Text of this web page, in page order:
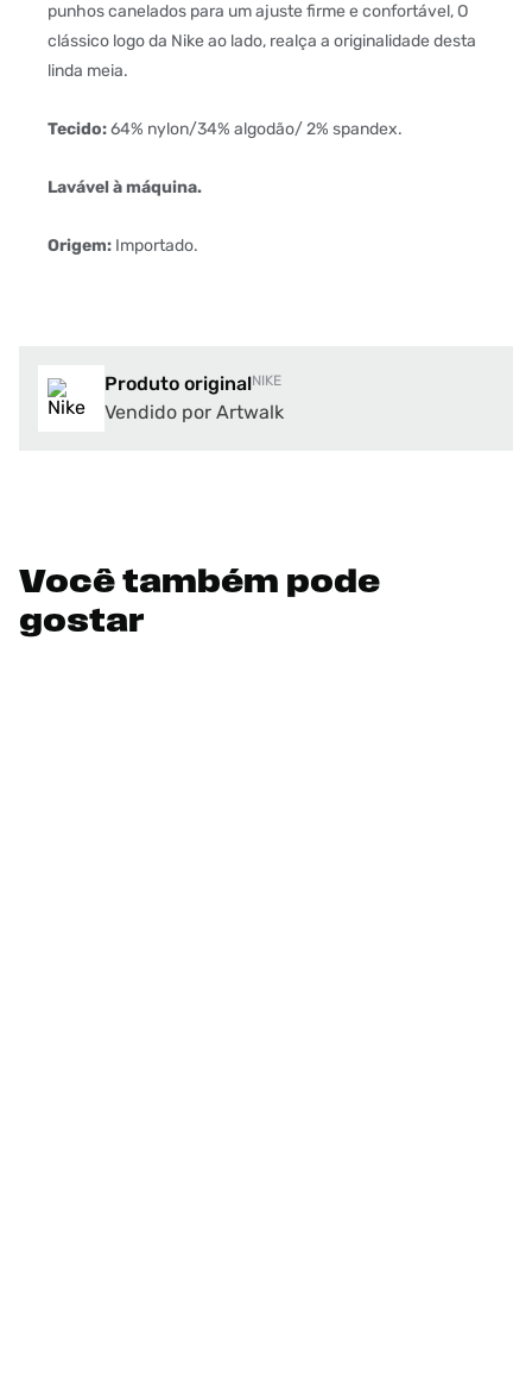
punhos canelados para um ajuste firme e confortável, O
clássico logo da Nike ao lado, realça a originalidade desta
linda meia.
Tecido:64% nylon/34% algodão/ 2% spandex.
Lavável à máquina.
Origem: Importado.
Produto originalNIKE
Vendido por Artwalk
Você também pode
gostar